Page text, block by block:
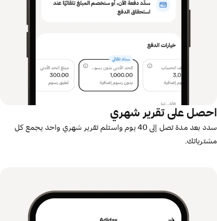
احصل على تقرير شهري
سدد بعد مدة تصل إلى 40 يوم واستلم تقرير شهري واحد يجمع كل
مشترياتك.